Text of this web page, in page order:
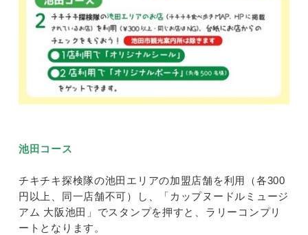
池田コース
チキチキ探検隊の池田エリアの加盟店舗を利用（各300
円以上、同一店舗不可）し、「カップヌードルミュージ
アム 大阪池田」でスタンプを押すと、ラリーコンプリ
ートとなります。